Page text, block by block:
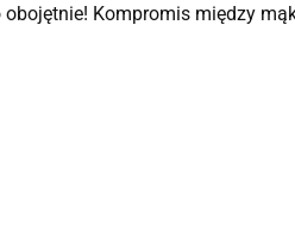
Kompromis między